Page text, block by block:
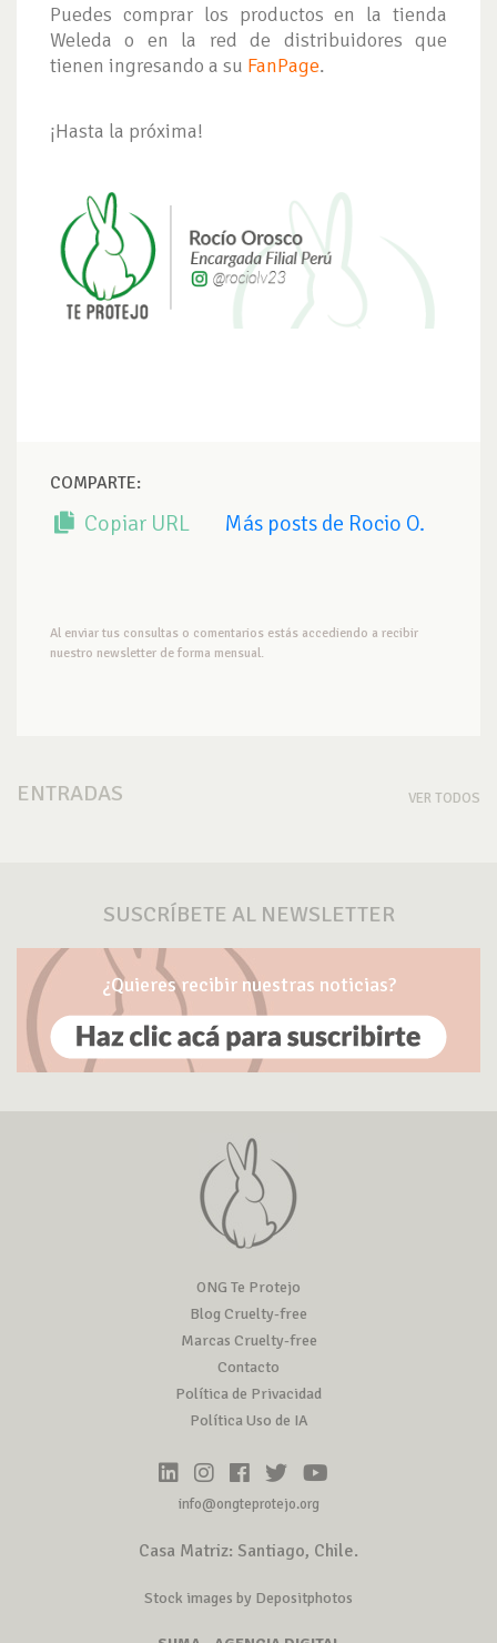
Puedes comprar los productos en la tienda
Weleda o en la red de distribuidores que
tienen ingresando a su FanPage.
¡Hasta la próxima!
COMPARTE:
Copiar URL Más posts de Rocio O.
Al enviar tus consultas o comentarios estás accediendo a recibir
nuestro newsletter de forma mensual.
ENTRADAS VER TODOS
SUSCRÍBETE AL NEWSLETTER
¿Quieres recibir nuestras noticias?
ONG Te Protejo
Blog Cruelty-free
Marcas Cruelty-free
Contacto
Política de Privacidad
Política Uso de IA
info@ongteprotejo.org
Casa Matriz: Santiago, Chile.
Stock images by Depositphotos